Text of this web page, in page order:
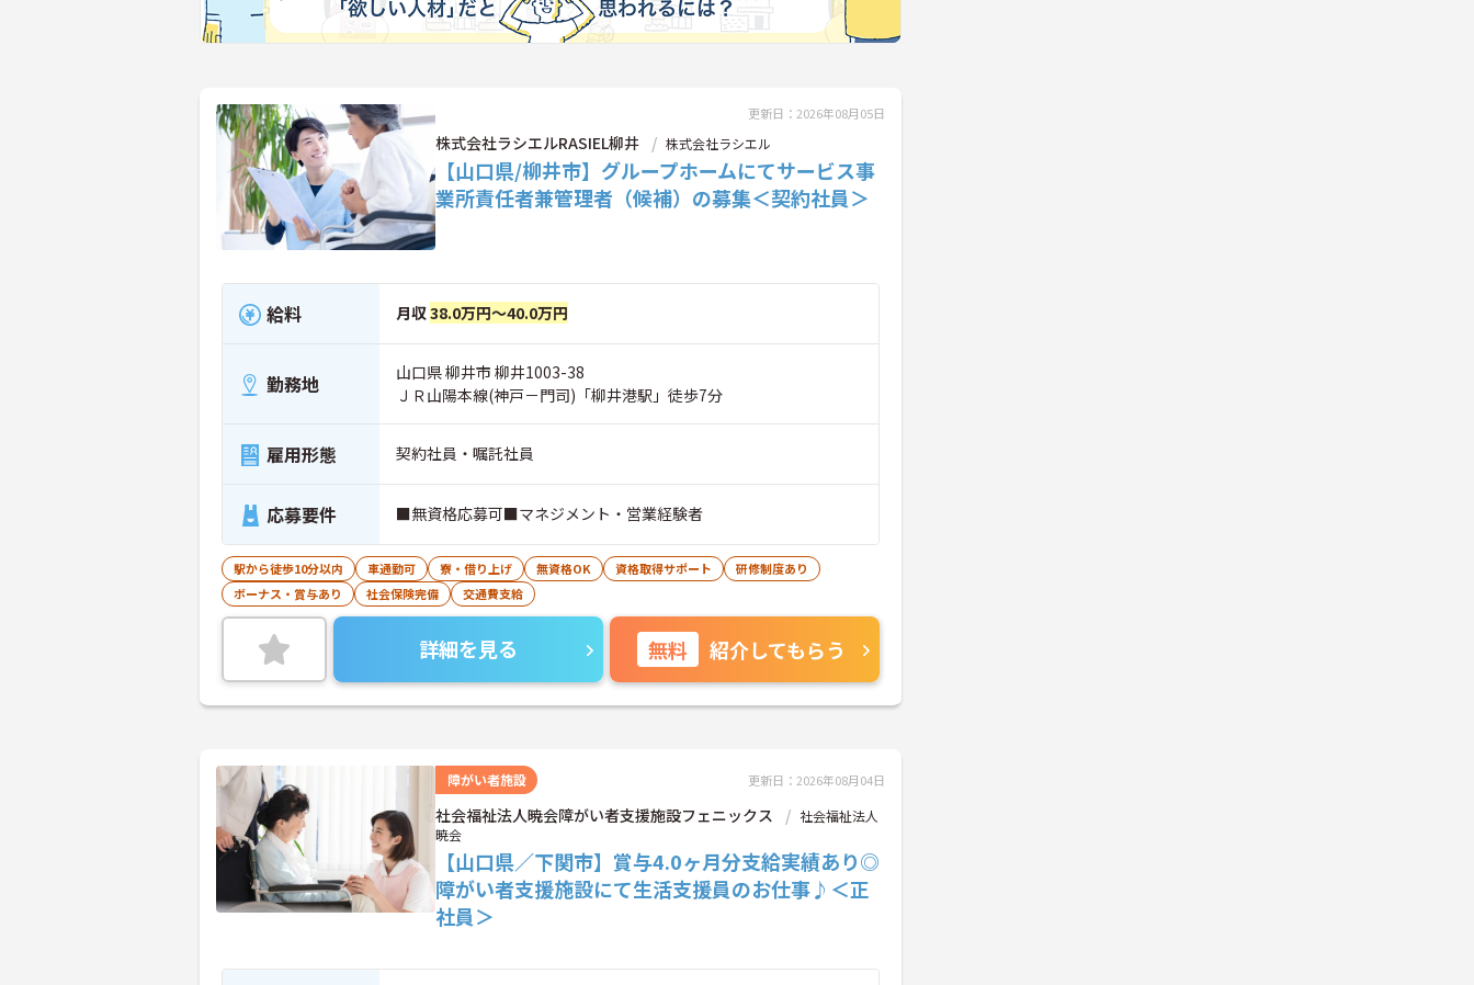
更新日：2026年08月05日
株式会社ラシエルRASIEL柳井 株式会社ラシエル
【山口県/柳井市】グループホームにてサービス事
業所責任者兼管理者（候補）の募集＜契約社員＞
給料 月収38.0万円～40.0万円
勤務地
山口県 柳井市 柳井1003-38
ＪＲ山陽本線(神戸－門司)「柳井港駅」徒歩7分
雇用形態 契約社員・嘱託社員
応募要件 ■無資格応募可■マネジメント・営業経験者
駅から徒歩10分以内 車通勤可 寮・借り上げ 無資格OK 資格取得サポート
研修制度あり
ボーナス・賞与あり
社会保険完備 交通費支給
詳細を見る 無料 紹介してもらう
障がい者施設 更新日：2026年08月04日
社会福祉法人暁会障がい者支援施設フェニックス
社会福祉法人
暁会
【山口県／下関市】賞与4.0ヶ月分支給実績あり◎
障がい者支援施設にて生活支援員のお仕事♪＜正
社員＞